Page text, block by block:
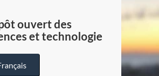
ouvert des
et technologie